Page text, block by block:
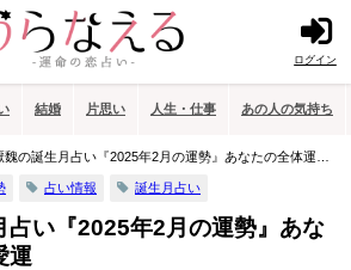
ログイン
結婚 片思い 人生・仕事 あの人の気持ち
魏の誕生月占い『2025年2月の運勢』あなたの全体運・
占い情報 誕生月占い
占い『2025年2月の運勢』あな
運